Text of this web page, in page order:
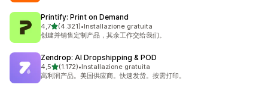
Printify: Print on Demand
4,7stelle su 5
(4.321)
4321 recensioni totali
•Installazione gratuita
创建并销售定制产品，其余工作交给我们。
Zendrop: AI Dropshipping & POD
4,5stelle su 5
(1.172)
1172 recensioni totali
•Installazione gratuita
高利润产品。美国供应商。快速发货。按需打印。